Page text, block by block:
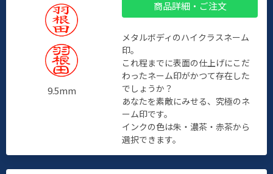
9.5mm
商品詳細・ご注文
メタルボディのハイクラスネーム
印。
これ程までに表面の仕上げにこだ
わったネーム印がかつて存在した
でしょうか？
あなたを素敵にみせる、究極のネ
ーム印です。
インクの色は朱・濃茶・赤茶から
選択できます。